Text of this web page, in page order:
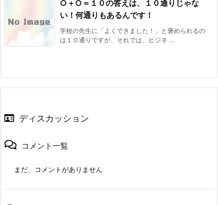
○＋○＝１０の答えは、１０通りじゃな
い！何通りもあるんです！
学校の先生に「よくできました！」と褒められるの
は１０通りですが、それでは、ビジネ ...
ディスカッション
コメント一覧
まだ、コメントがありません